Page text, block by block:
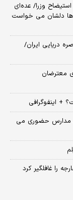
وزرا/ عده‌ای
ها دلشان می خواست
دریایی ایران/
معترضان
+ اینفوگرافی
مدارس حضوری می
را غافلگیر کرد